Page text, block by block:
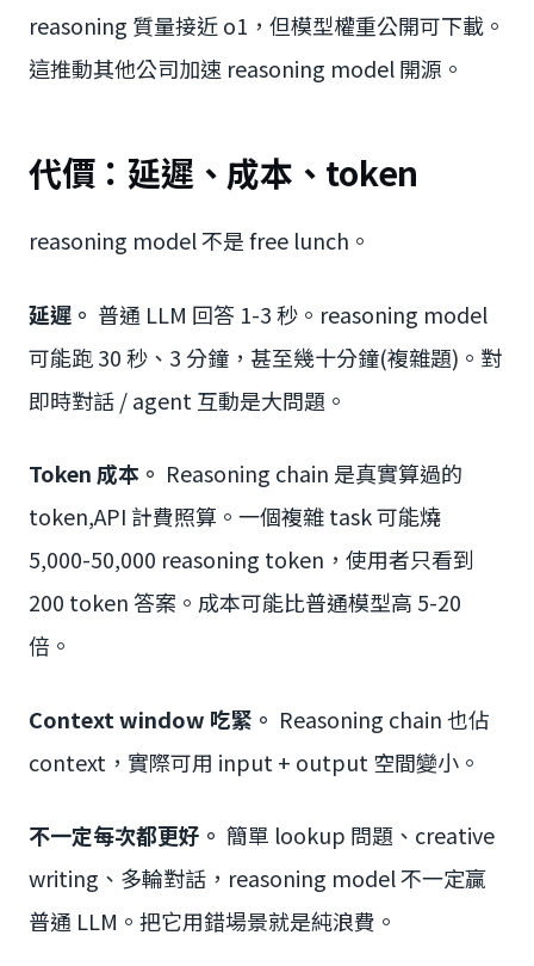
reasoning 質量接近 o1，但模型權重公開可下載。
這推動其他公司加速 reasoning model 開源。
代價：延遲、成本、token
reasoning model 不是 free lunch。
延遲。 普通 LLM 回答 1-3 秒。reasoning model
可能跑 30 秒、3 分鐘，甚至幾十分鐘(複雜題)。對
即時對話 / agent 互動是大問題。
Token 成本。 Reasoning chain 是真實算過的
token,API 計費照算。一個複雜 task 可能燒
5,000-50,000 reasoning token，使用者只看到
200 token 答案。成本可能比普通模型高 5-20
倍。
Context window 吃緊。 Reasoning chain 也佔
context，實際可用 input + output 空間變小。
不一定每次都更好。 簡單 lookup 問題、creative
writing、多輪對話，reasoning model 不一定贏
普通 LLM。把它用錯場景就是純浪費。